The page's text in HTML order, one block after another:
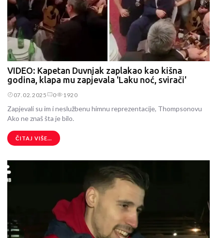
VIDEO: Kapetan Duvnjak zaplakao kao kišna
godina, klapa mu zapjevala 'Laku noć, svirači'
07.02.2025 0 1920
Zapjevali su im i neslužbenu himnu reprezentacije, Thompsonovu
Ako ne znaš šta je bilo.
ČITAJ VIŠE...